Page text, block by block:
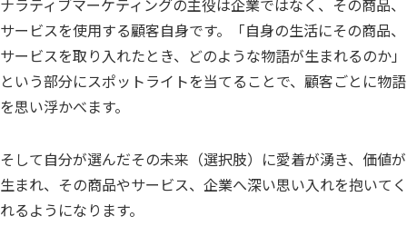
ナラティブマーケティングの主役は企業ではなく、その商品、
サービスを使用する顧客自身です。「自身の生活にその商品、
サービスを取り入れたとき、どのような物語が生まれるのか」
という部分にスポットライトを当てることで、顧客ごとに物語
を思い浮かべます。
そして自分が選んだその未来（選択肢）に愛着が湧き、価値が
生まれ、その商品やサービス、企業へ深い思い入れを抱いてく
れるようになります。